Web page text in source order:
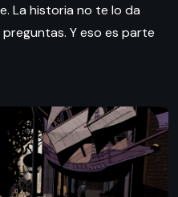
La historia no te lo da
Y eso es parte